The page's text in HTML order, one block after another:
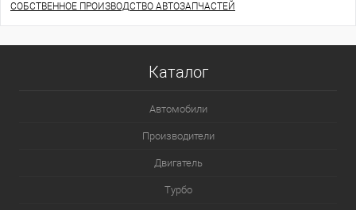
СОБСТВЕННОЕ ПРОИЗВОДСТВО АВТОЗАПЧАСТЕЙ
Каталог
Автомобили
Производители
Двигатель
Турбо